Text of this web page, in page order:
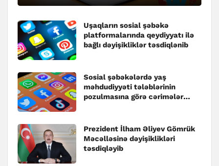
Uşaqların sosial şəbəkə
platformalarında qeydiyyatı ilə
bağlı dəyişikliklər təsdiqlənib
Sosial şəbəkələrdə yaş
məhdudiyyəti tələblərinin
pozulmasına görə cərimələr
Prezident İlham Əliyev Gömrük
Məcəlləsinə dəyişiklikləri
təsdiqləyib